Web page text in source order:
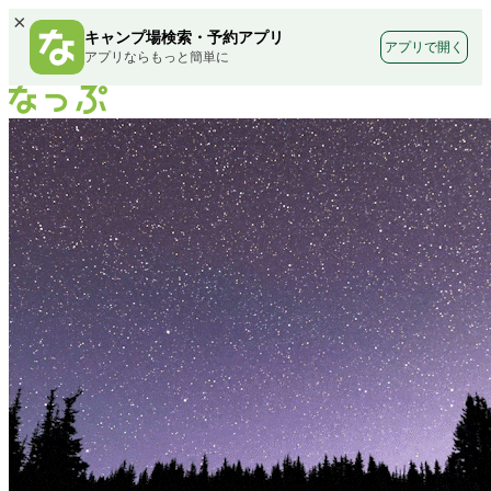
×
キャンプ場検索・予約アプリ
アプリならもっと簡単に
アプリで開く